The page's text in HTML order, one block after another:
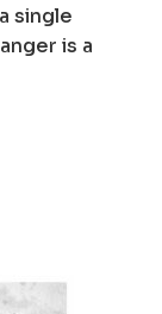
single
is a